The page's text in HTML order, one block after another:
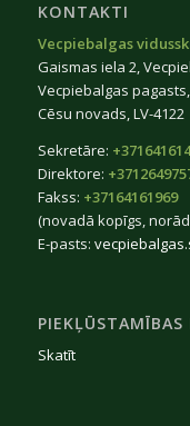
KONTAKTI
Vecpiebalgas
Gaismas iela 2,
Vecpiebalgas pagasts,
Cēsu novads, LV-4122
Sekretāre:
Direktore:
Fakss: +37164161969
(novadā kopīgs,
E-pasts:
Skatīt